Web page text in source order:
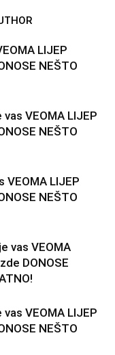
LIJEP
NEŠTO
VEOMA LIJEP
NEŠTO
VEOMA LIJEP
NEŠTO
vas VEOMA
DONOSE
VEOMA LIJEP
NEŠTO